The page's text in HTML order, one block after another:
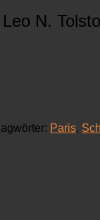
N.
Paris,